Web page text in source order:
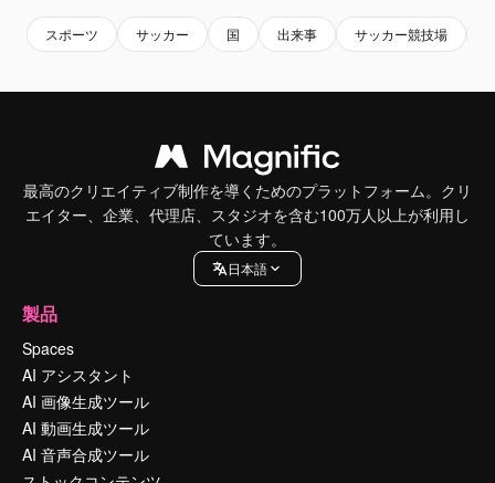
スポーツ サッカー 国 出来事 サッカー競技場
最高のクリエイティブ制作を導くためのプラットフォーム。クリ
エイター、企業、代理店、スタジオを含む100万人以上が利用し
ています。
日本語
製品
Spaces
AI アシスタント
AI 画像生成ツール
AI 動画生成ツール
AI 音声合成ツール